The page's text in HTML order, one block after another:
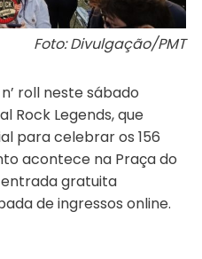
Foto: Divulgação/PMT
roll neste sábado
Rock Legends, que
para celebrar os 156
acontece na Praça do
entrada gratuita
de ingressos online.